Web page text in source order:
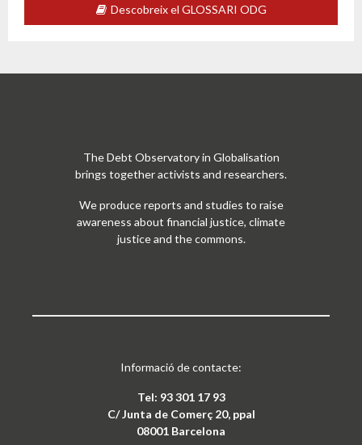
Descobreix el GLOSSARI ODG
The Debt Observatory in Globalisation
brings together activists and researchers.
We produce reports and studies to raise
awareness about financial justice, climate
justice and the commons.
Informació de contacte:
Tel: 93 301 17 93
C/ Junta de Comerç 20, ppal
08001 Barcelona